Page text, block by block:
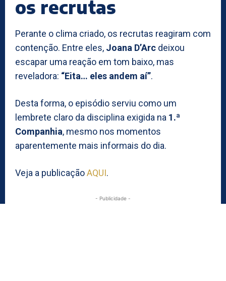
os recrutas
Perante o clima criado, os recrutas reagiram com
contenção. Entre eles, Joana D’Arc deixou
escapar uma reação em tom baixo, mas
reveladora: “Eita… eles andem aí”.
Desta forma, o episódio serviu como um
lembrete claro da disciplina exigida na 1.ª
Companhia, mesmo nos momentos
aparentemente mais informais do dia.
Veja a publicaçãoAQUI.
- Publicidade -